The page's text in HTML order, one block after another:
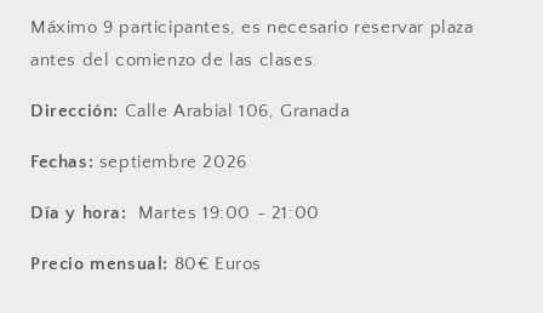
Máximo 9 participantes, es necesario reservar plaza
antes del comienzo de las clases.
Dirección: Calle Arabial 106, Granada
Fechas: septiembre 2026
Día y hora: Martes 19:00 - 21:00
Precio mensual: 80€ Euros